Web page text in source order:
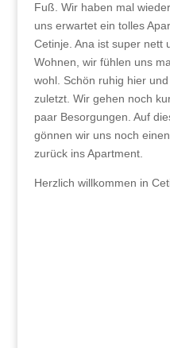
Fuß. Wir haben mal
uns erwartet ein tolles
Cetinje. Ana ist super nett
Wohnen, wir fühlen uns
wohl. Schön ruhig hier
zuletzt. Wir gehen noch
paar Besorgungen. Auf
gönnen wir uns noch
zurück ins Apartment.
Herzlich willkommen in